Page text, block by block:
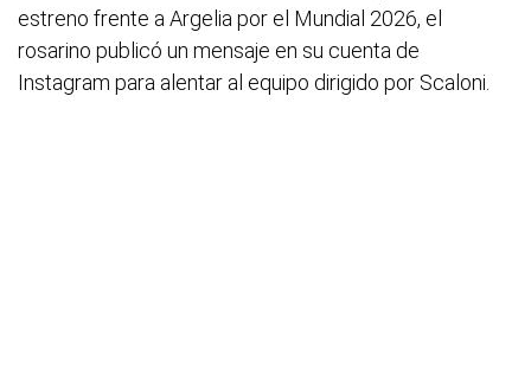
estreno frente a Argelia por el Mundial 2026, el
rosarino publicó un mensaje en su cuenta de
Instagram para alentar al equipo dirigido por Scaloni.